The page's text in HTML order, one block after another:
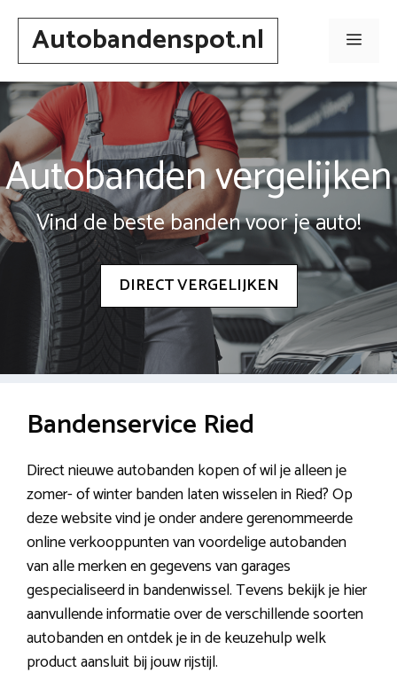
Spring
inhoudAutobandenspot.nl Menu
Autobanden vergelijken
Vind de beste banden voor je auto!
DIRECT VERGELIJKEN
Bandenservice Ried
Direct nieuwe autobanden kopen of wil je alleen je
zomer- of winter banden laten wisselen in Ried? Op
deze website vind je onder andere gerenommeerde
online verkooppunten van voordelige autobanden
van alle merken en gegevens van garages
gespecialiseerd in bandenwissel. Tevens bekijk je hier
aanvullende informatie over de verschillende soorten
autobanden en ontdek je in de keuzehulp welk
product aansluit bij jouw rijstijl.